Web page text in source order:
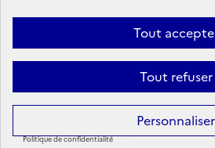
Tout
Tout refuser
Personnaliser
Politique de confidentialité
Politique d’utilisation des témoins de
Sauf mention contraire, tous les contenus de